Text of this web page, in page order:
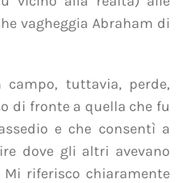
vagheggia Abraham di
tuttavia, perde,
di fronte a quella che fu
e che consentì a
dove gli altri avevano
Mi riferisco chiaramente